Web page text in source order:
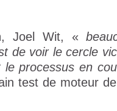
Joel Wit, «
de voir le cercle
processus en
test de moteur